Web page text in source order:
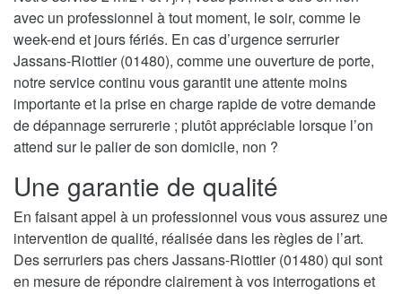
avec un professionnel à tout moment, le soir, comme le
week-end et jours fériés. En cas d’urgence serrurier
Jassans-Riottier (01480), comme une ouverture de porte,
notre service continu vous garantit une attente moins
importante et la prise en charge rapide de votre demande
de dépannage serrurerie ; plutôt appréciable lorsque l’on
attend sur le palier de son domicile, non ?
Une garantie de qualité
En faisant appel à un professionnel vous vous assurez une
intervention de qualité, réalisée dans les règles de l’art.
Des serruriers pas chers Jassans-Riottier (01480) qui sont
en mesure de répondre clairement à vos interrogations et